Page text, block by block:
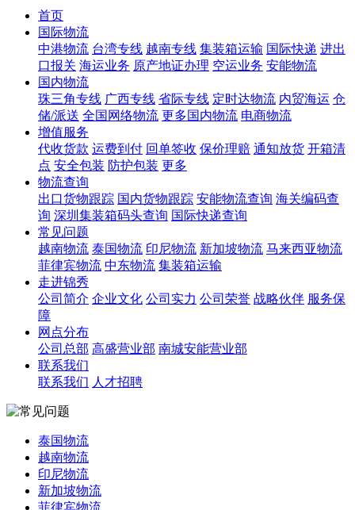
首页
国际物流
中港物流 台湾专线 越南专线 集装箱运输 国际快递 进出
口报关 海运业务 原产地证办理 空运业务 安能物流
国内物流
珠三角专线 广西专线 省际专线 定时达物流 内贸海运 仓
储/派送 全国网络物流 更多国内物流 电商物流
增值服务
代收货款 运费到付 回单签收 保价理赔 通知放货 开箱清
点 安全包装 防护包装 更多
物流查询
出口货物跟踪 国内货物跟踪 安能物流查询 海关编码查
询 深圳集装箱码头查询 国际快递查询
常见问题
越南物流 泰国物流 印尼物流 新加坡物流 马来西亚物流
菲律宾物流 中东物流 集装箱运输
走进锦秀
公司简介 企业文化 公司实力 公司荣誉 战略伙伴 服务保
障
网点分布
公司总部 高盛营业部 南城安能营业部
联系我们
联系我们 人才招聘
泰国物流
越南物流
印尼物流
新加坡物流
菲律宾物流